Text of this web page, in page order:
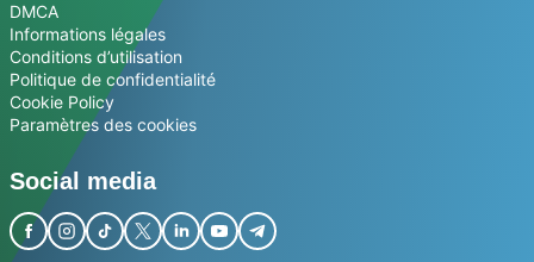
DMCA
Informations légales
Conditions d’utilisation
Politique de confidentialité
Cookie Policy
Paramètres des cookies
Social media